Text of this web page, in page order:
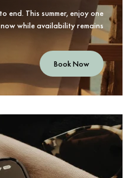
end. This summer, enjoy one
while availability remains.
Book Now